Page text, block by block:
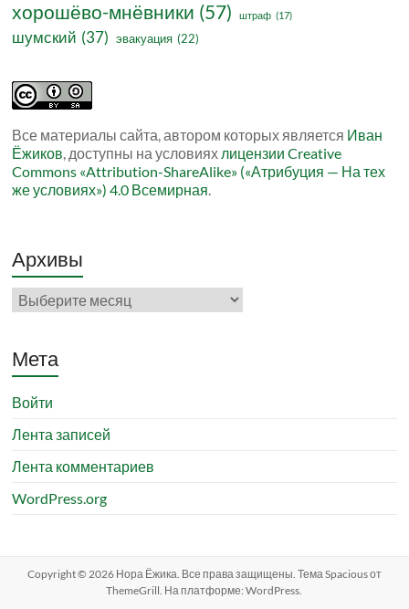
хорошёво-мнёвники (57) штраф (17)
шумский (37) эвакуация (22)
Все материалы сайта, автором которых является Иван
Ёжиков, доступны на условиях лицензии Creative
Commons «Attribution-ShareAlike» («Атрибуция — На тех
же условиях») 4.0 Всемирная.
Архивы
Архивы
Мета
Войти
Лента записей
Лента комментариев
WordPress.org
Copyright © 2026 Нора Ёжика. Все права защищены. ТемаSpaciousот
ThemeGrill. На платформе:WordPress.